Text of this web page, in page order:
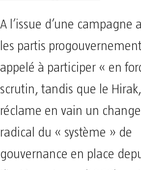
A l’issue d’une campagne
les partis
appelé à participer « en
scrutin, tandis que le
réclame en vain un
radical du « système » de
gouvernance en place